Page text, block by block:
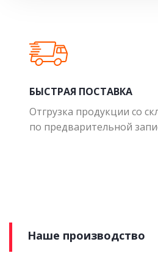
БЫСТРАЯ ПОСТАВКА
Отгрузка продукции со
по предварительной
Наше производство